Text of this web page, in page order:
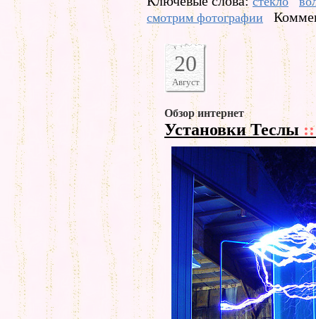
смотрим фотографии
20
Август
Обзор интернет
Установки Теслы ::